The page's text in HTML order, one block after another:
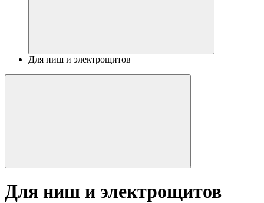
Для ниш и электрощитов
Для ниш и электрощитов